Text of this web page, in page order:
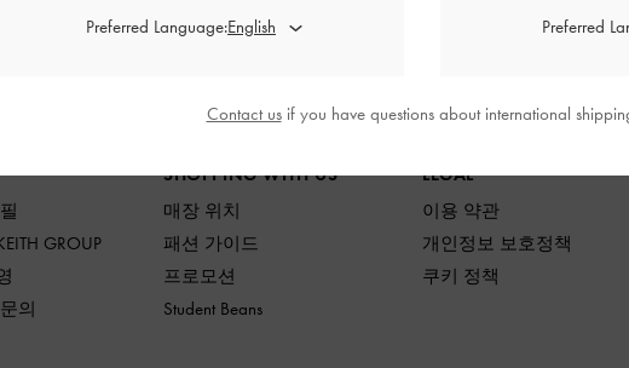
GROUP
의
SHOPPING WITH US
매장 위치
패션 가이드
프로모션
Student Beans
LEGAL
이용 약관
개인정보 보호정책
쿠키 정책
Preferred Language: Preferred
Contact usif you have questions about international